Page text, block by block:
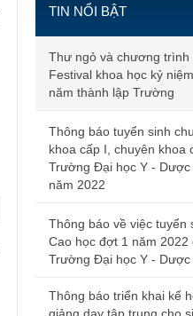
Thư ngỏ và chương trình
thành lập Trường
Thông báo tuyển sinh các khóa
Trường Đại học Y - Dược Huế
TIN NỔI BẬT
Thư ngỏ và chương trình
Festival khoa học kỷ
năm thành lập Trường
Thông báo tuyển sinh
khoa cấp I, chuyên khoa
Trường Đại học Y - Dược
năm 2022
Thông báo về việc tuyển
Cao học đợt 1 năm 2022
Trường Đại học Y - Dược
Thông báo triển khai kế